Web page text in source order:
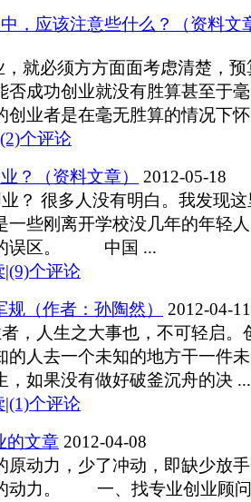
，应该注意些什么？（资料文
就必须方方面面考虑清楚，预
否成功创业就没有胜算甚至于
创业者是在毫无胜算的情况下
(2)个评论
？（资料文章）
2012-05-18
？ 很多人没有明白。我发现
一些刚离开学校没几年的年轻
的误区。 中国 ...
|(9)个评论
（作者：孙陶然）
2012-04-11
，人生之大事也，不可轻启。
的人去一个未知的地方干一件
，如果没有做好破釜沉舟的决 ...
|(1)个评论
的文章 2012-04-08
原动力，少了冲动，即缺少放
动力。 一、找专业创业顾